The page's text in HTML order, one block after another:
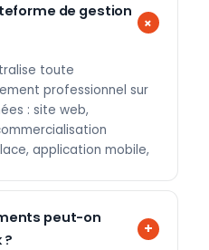
de gestion
toute
professionnel sur
: site web,
application mobile,
peut-on
?